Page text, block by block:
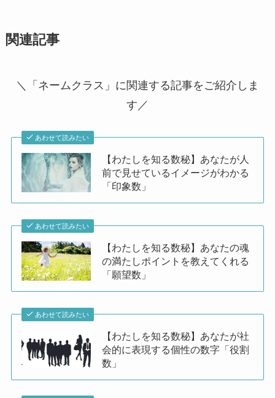
関連記事
＼「ネームクラス」に関連する記事をご紹介しま
す／
あわせて読みたい
【わたしを知る数秘】あなたが人
前で見せているイメージがわかる
「印象数」
あわせて読みたい
【わたしを知る数秘】あなたの魂
の満たしポイントを教えてくれる
「願望数」
あわせて読みたい
【わたしを知る数秘】あなたが社
会的に表現する個性の数字「役割
数」